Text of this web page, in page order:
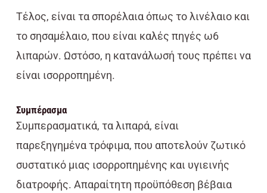
Τέλος, είναι τα σπορέλαια όπως το λινέλαιο και
το σησαμέλαιο, που είναι καλές πηγές ω6
λιπαρών. Ωστόσο, η κατανάλωσή τους πρέπει να
είναι ισορροπημένη.
Συμπέρασμα
Συμπερασματικά, τα λιπαρά, είναι
παρεξηγημένα τρόφιμα, που αποτελούν ζωτικό
συστατικό μιας ισορροπημένης και υγιεινής
διατροφής. Απαραίτητη προϋπόθεση βέβαια